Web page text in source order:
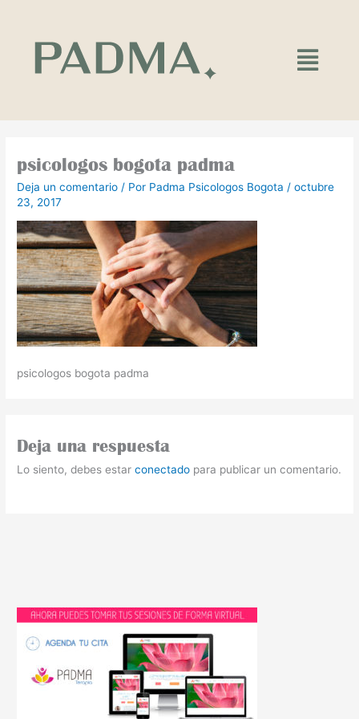
contenido
Main
Menu
psicologos bogota padma
Deja un comentario / Por Padma Psicologos Bogota /octubre
23, 2017
psicologos bogota padma
Deja una respuesta
Lo siento, debes estarconectado para publicar un comentario.